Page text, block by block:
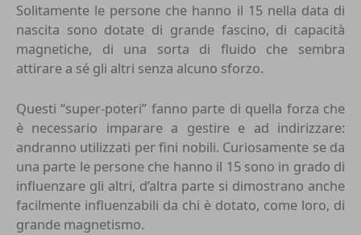
Solitamente le persone che hanno il 15 nella data di
nascita sono dotate di grande fascino, di capacità
magnetiche, di una sorta di fluido che sembra
attirare a sé gli altri senza alcuno sforzo.
Questi “super-poteri” fanno parte di quella forza che
è necessario imparare a gestire e ad indirizzare:
andranno utilizzati per fini nobili. Curiosamente se da
una parte le persone che hanno il 15 sono in grado di
influenzare gli altri, d’altra parte si dimostrano anche
facilmente influenzabili da chi è dotato, come loro, di
grande magnetismo.